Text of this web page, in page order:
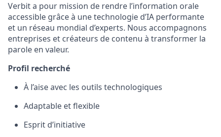
Verbit a pour mission de rendre l’information orale
accessible grâce à une technologie d’IA performante
et un réseau mondial d’experts. Nous accompagnons
entreprises et créateurs de contenu à transformer la
parole en valeur.
Profil recherché
À l’aise avec les outils technologiques
Adaptable et flexible
Esprit d’initiative